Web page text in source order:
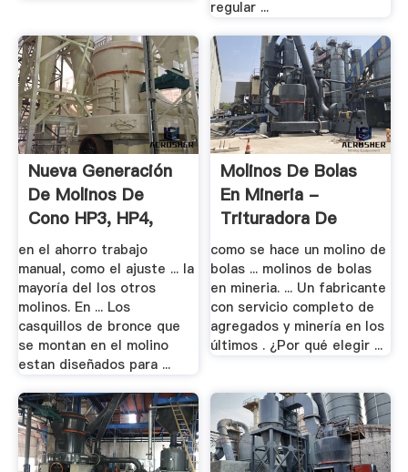
regular ...
Nueva Generación
De Molinos De
Cono HP3, HP4,
HP5 .
en el ahorro trabajo
manual, como el ajuste ... la
mayoría del los otros
molinos. En ... Los
casquillos de bronce que
se montan en el molino
estan diseñados para ...
Molinos De Bolas
En Mineria -
Trituradora De
Cono
como se hace un molino de
bolas ... molinos de bolas
en mineria. ... Un fabricante
con servicio completo de
agregados y minería en los
últimos . ¿Por qué elegir ...